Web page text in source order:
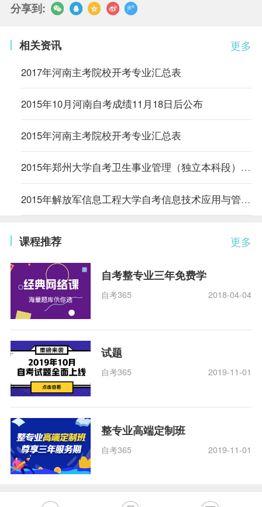
分享到:
更多
相关资讯
2017年河南主考院校开考专业汇总表
2015年10月河南自考成绩11月18日后公布
2015年河南主考院校开考专业汇总表
2015年郑州大学自考卫生事业管理（独立本科段）考试计划
2015年解放军信息工程大学自考信息技术应用与管理（独立本科）考试计划
更多
课程推荐
自考整专业三年免费学
自考365 2018-04-04
试题
自考365 2019-11-01
整专业高端定制班
自考365 2019-11-01